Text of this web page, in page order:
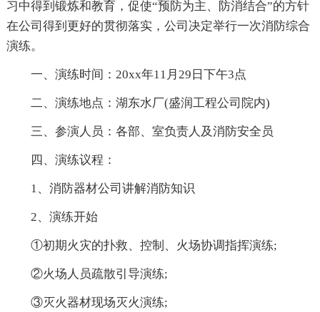
习中得到锻炼和教育，促使“预防为主、防消结合”的方针
在公司得到更好的贯彻落实，公司决定举行一次消防综合
演练。
一、演练时间：20xx年11月29日下午3点
二、演练地点：湖东水厂(盛润工程公司院内)
三、参演人员：各部、室负责人及消防安全员
四、演练议程：
1、消防器材公司讲解消防知识
2、演练开始
①初期火灾的扑救、控制、火场协调指挥演练;
②火场人员疏散引导演练;
③灭火器材现场灭火演练;